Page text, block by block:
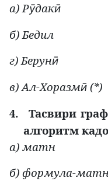
а) Рӯдакӣ
б) Бедил
г) Берунӣ
в) Ал-Хоразмӣ (*)
4.
Тасвири
алгоритм
а) матн
б) формула-матн